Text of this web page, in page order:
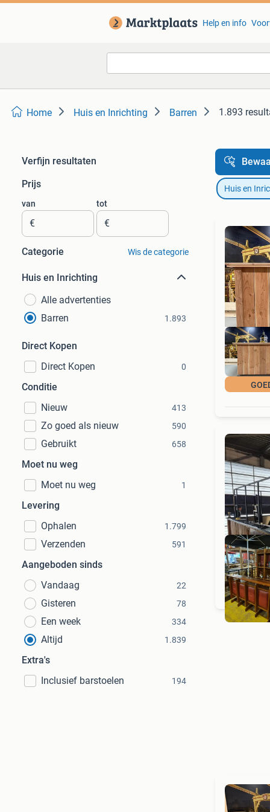
Help en info
Home Huis en Inrichting Barren 1.893
Verfijn resultaten
Prijs
van
€
tot
€
Categorie Wis de categorie
Huis en Inrichting
Alle advertenties
Barren
1.893
Direct Kopen
Direct Kopen
0
Conditie
Nieuw
413
Zo goed als nieuw 590
Gebruikt 658
Moet nu weg
Moet nu weg
1
Levering
Ophalen
1.799
Verzenden 591
Aangeboden sinds
Vandaag
22
Gisteren 78
Een week 334
Altijd 1.839
Extra's
Inclusief barstoelen
194
Huis en